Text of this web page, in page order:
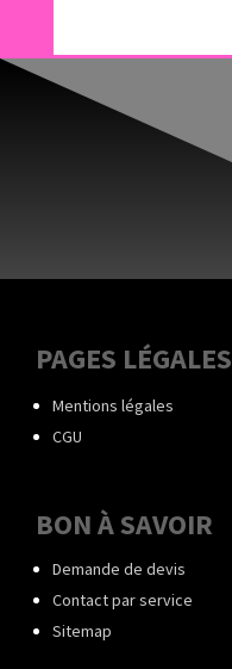
PAGES LÉGALES
Mentions légales
CGU
BON À SAVOIR
Demande de devis
Contact par service
Sitemap